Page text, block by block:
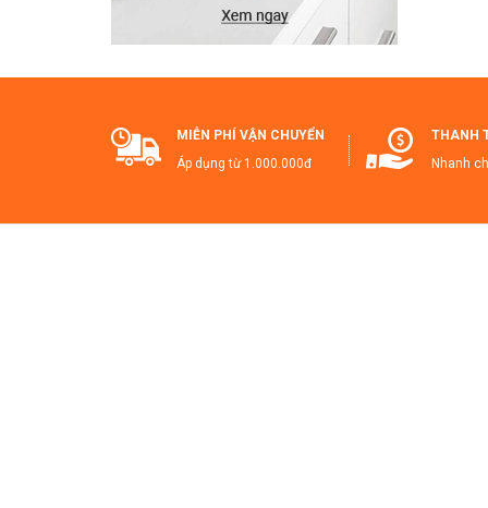
🔥
MIỄN PHÍ VẬN CHUYỂN
Áp dụng từ 1.000.000đ
THANH
Nhanh